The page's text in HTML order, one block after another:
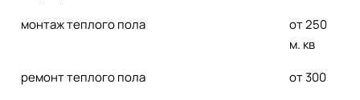
монтаж теплого пола
от 250
м. кв
ремонт теплого пола
от 300